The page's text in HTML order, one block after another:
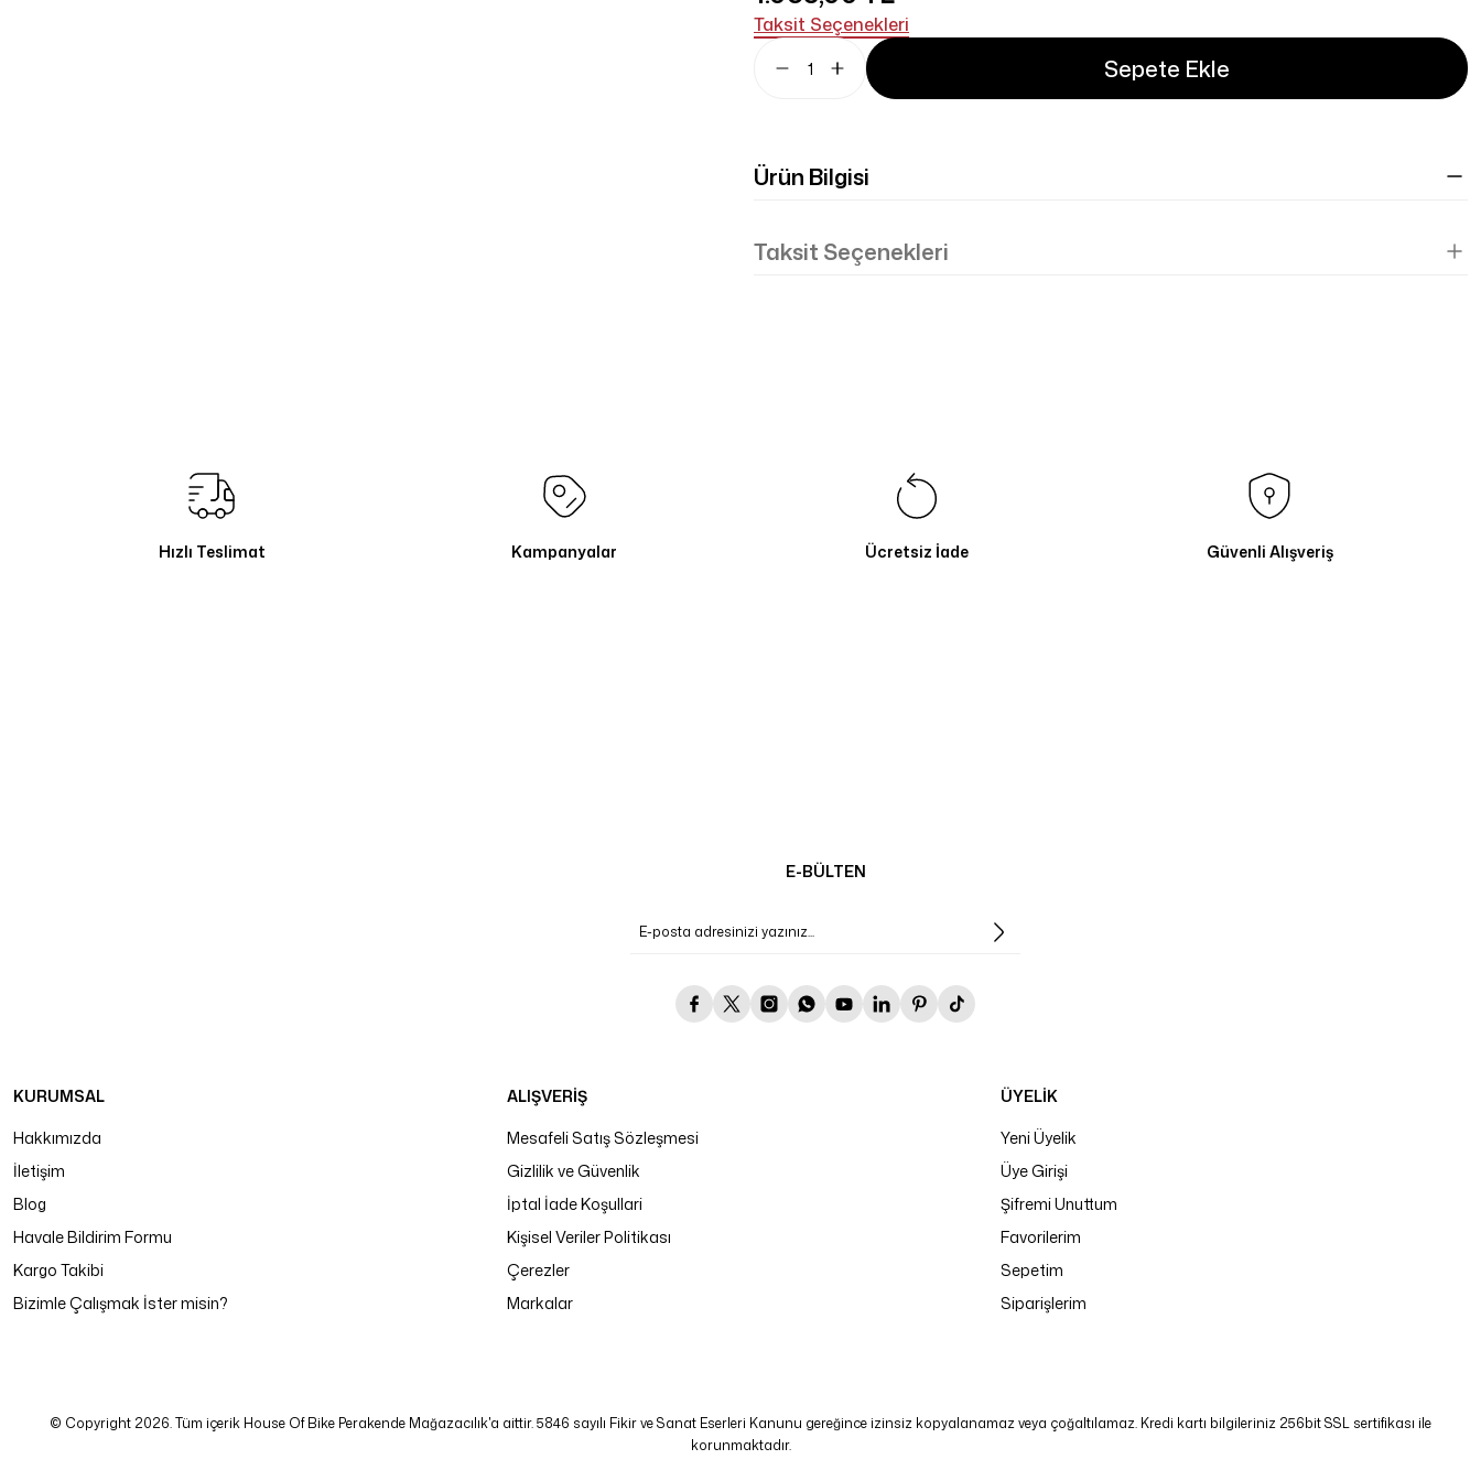
Taksit Seçenekleri
Sepete Ekle
Ürün Bilgisi
Taksit Seçenekleri
Hızlı Teslimat Kampanyalar Ücretsiz İade Güvenli Alışveriş
E-BÜLTEN
KURUMSAL
Hakkımızda
İletişim
Blog
Havale Bildirim Formu
Kargo Takibi
Bizimle Çalışmak İster misin?
ALIŞVERİŞ
Mesafeli Satış Sözleşmesi
Gizlilik ve Güvenlik
İptal İade Koşullari
Kişisel Veriler Politikası
Çerezler
Markalar
ÜYELİK
Yeni Üyelik
Üye Girişi
Şifremi Unuttum
Favorilerim
Sepetim
Siparişlerim
© Copyright 2026. Tüm içerik House Of Bike Perakende Mağazacılık'a aittir. 5846 sayılı Fikir ve Sanat Eserleri Kanunu gereğince izinsiz kopyalanamaz veya çoğaltılamaz. Kredi kartı bilgileriniz 256bit SSL sertifikası ile
korunmaktadır.